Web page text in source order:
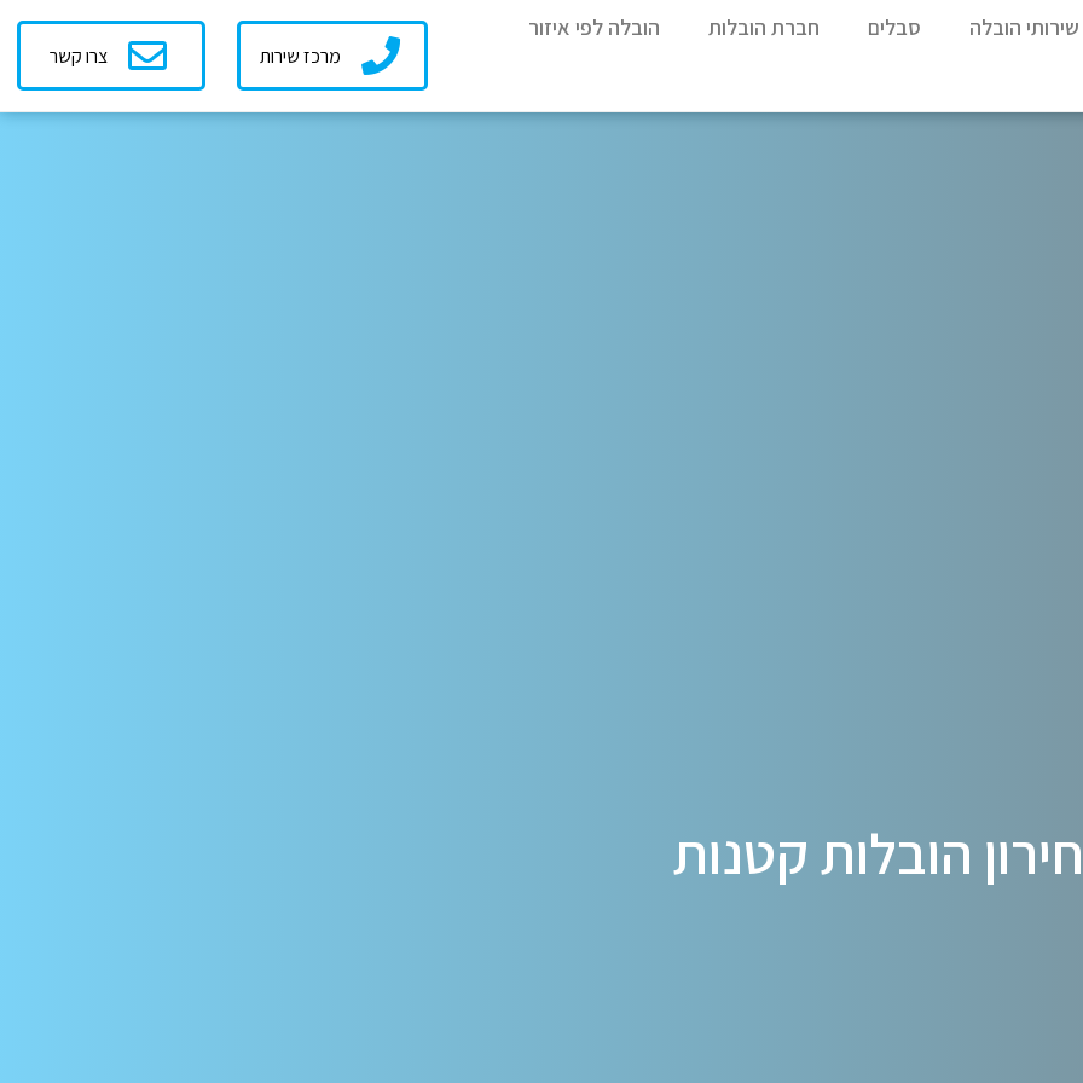
שירותי הובלה סבלים חברת הובלות הובלה לפי איזור
מרכז שירות צרו קשר
הובלות קטנות